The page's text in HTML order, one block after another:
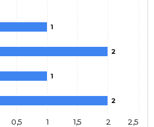
1
2
1
2
0,5 1 1,5 2 2,5